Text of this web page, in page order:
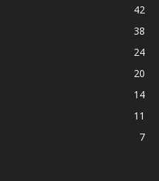
42
38
24
20
14
11
7